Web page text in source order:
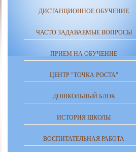
ДИСТАНЦИОННОЕ ОБУЧЕНИЕ
ЧАСТО ЗАДАВАЕМЫЕ ВОПРОСЫ
ПРИЕМ НА ОБУЧЕНИЕ
ЦЕНТР "ТОЧКА РОСТА"
ДОШКОЛЬНЫЙ БЛОК
ИСТОРИЯ ШКОЛЫ
ВОСПИТАТЕЛЬНАЯ РАБОТА